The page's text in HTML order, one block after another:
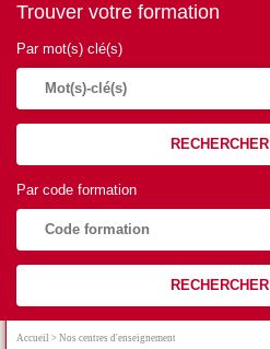
Trouver votre formation
Par mot(s) clé(s)
RECHERCHER
Par code formation
RECHERCHER
Accueil > Nos centres d'enseignement